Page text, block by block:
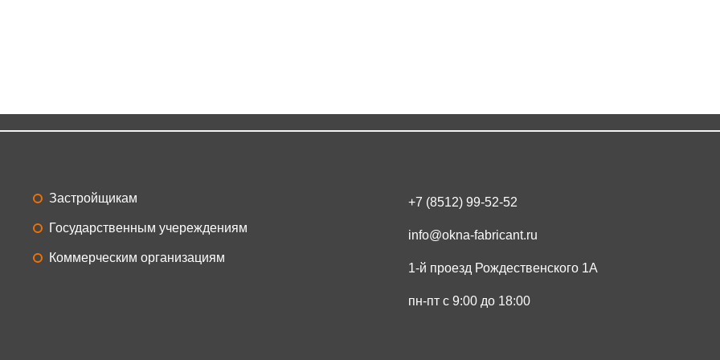
Застройщикам
Государственным учереждениям
Коммерческим организациям
+7 (8512) 99-52-52
info@okna-fabricant.ru
1-й проезд Рождественского 1А
пн-пт с 9:00 до 18:00